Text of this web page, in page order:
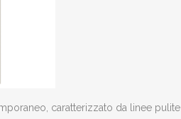
caratterizzato da linee